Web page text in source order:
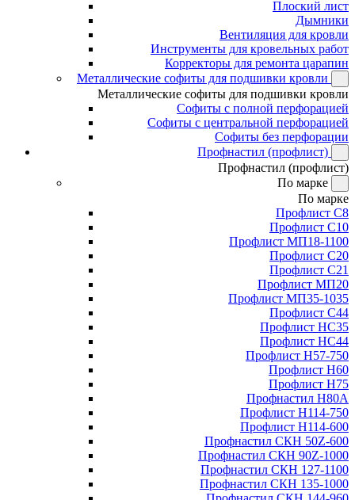
Плоский лист
Дымники
Вентиляция для кровли
Инструменты для кровельных работ
Корректоры для ремонта царапин
Металлические софиты для подшивки кровли
Металлические софиты для подшивки кровли
Софиты с полной перфорацией
Софиты с центральной перфорацией
Софиты без перфорации
Профнастил (профлист)
Профнастил (профлист)
По марке
По марке
Профлист С8
Профлист С10
Профлист МП18-1100
Профлист С20
Профлист С21
Профлист МП20
Профлист МП35-1035
Профлист С44
Профлист НС35
Профлист НС44
Профлист Н57-750
Профлист Н60
Профлист Н75
Профнастил Н80А
Профлист Н114-750
Профлист Н114-600
Профнастил СКН 50Z-600
Профнастил СКН 90Z-1000
Профнастил СКН 127-1100
Профнастил СКН 135-1000